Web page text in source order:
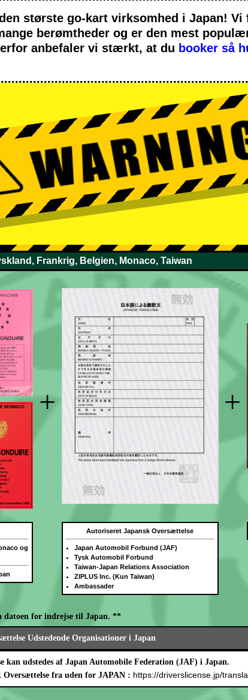
største go-kart virksomhed i Japan!
berømtheder og er den mest
anbefaler vi stærkt, at du booker så
Frankrig, Belgien, Monaco, Taiwan
+ +
og
Autoriseret Japansk Oversættelse
Japan Automobil Forbund (JAF)
Tysk Automobil Forbund
Taiwan-Japan Relations Association
ZIPLUS Inc. (Kun Taiwan)
Ambassader
for indrejse til Japan. **
Udstedende Organisationer i Japan
kan udstedes af Japan Automobile Federation (JAF) i Japan.
Oversættelse fra uden for JAPAN : https://driverslicense.jp/